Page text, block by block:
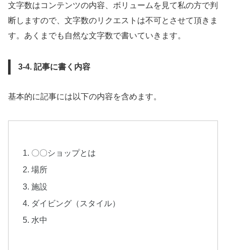
文字数はコンテンツの内容、ボリュームを見て私の方で判
断しますので、文字数のリクエストは不可とさせて頂きま
す。あくまでも自然な文字数で書いていきます。
3-4. 記事に書く内容
基本的に記事には以下の内容を含めます。
〇〇ショップとは
場所
施設
ダイビング（スタイル）
水中